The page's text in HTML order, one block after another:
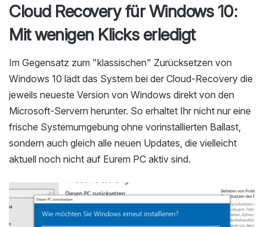
Cloud Recovery für Windows 10:
Mit wenigen Klicks erledigt
Im Gegensatz zum "klassischen" Zurücksetzen von
Windows 10 lädt das System bei der Cloud-Recovery die
jeweils neueste Version von Windows direkt von den
Microsoft-Servern herunter. So erhaltet Ihr nicht nur eine
frische Systemumgebung ohne vorinstallierten Ballast,
sondern auch gleich alle neuen Updates, die vielleicht
aktuell noch nicht auf Eurem PC aktiv sind.